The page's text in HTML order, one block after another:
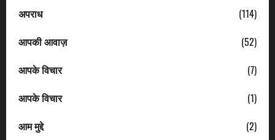
अपराध
(114)
आपकी आवाज़
(52)
आपके विचार
(7)
आपके विचार
(1)
आम मुद्दे
(2)